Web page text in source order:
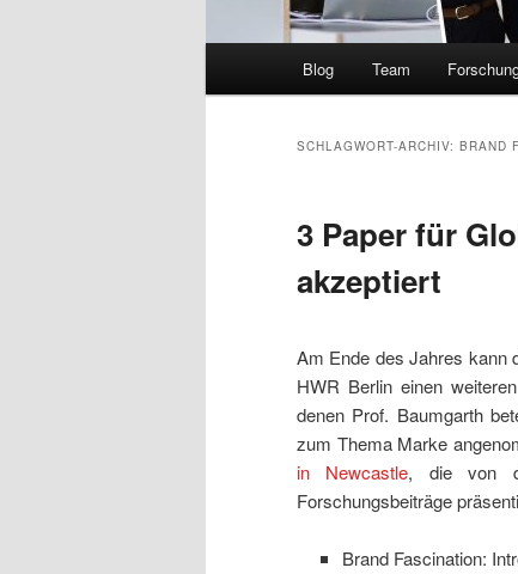
Blog Team
SCHLAGWORT-ARCHIV: BRAND
3 Paper für
akzeptiert
Am Ende des Jahres kann
HWR Berlin einen
denen Prof. Baumgarth
zum Thema Marke
in Newcastle, die von
Forschungsbeiträge
Brand Fascination: